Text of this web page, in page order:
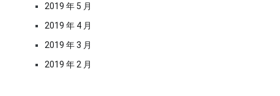
2019 年 5 月
2019 年 4 月
2019 年 3 月
2019 年 2 月